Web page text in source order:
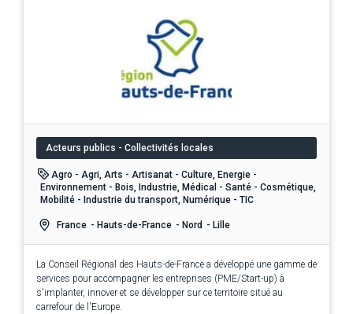
Acteurs publics - Collectivités locales
Agro - Agri, Arts - Artisanat - Culture, Energie -
Environnement - Bois, Industrie, Médical - Santé - Cosmétique,
Mobilité - Industrie du transport, Numérique - TIC
France - Hauts-de-France - Nord - Lille
La Conseil Régional des Hauts-de-France a développé une gamme de
services pour accompagner les entreprises (PME/Start-up) à
s'implanter, innover et se développer sur ce territoire situé au
carrefour de l'Europe.